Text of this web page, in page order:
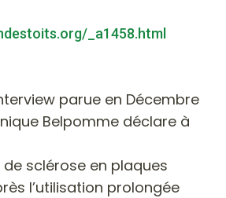
_a1458.html
parue en Décembre
Belpomme déclare à
de sclérose en plaques
l’utilisation prolongée